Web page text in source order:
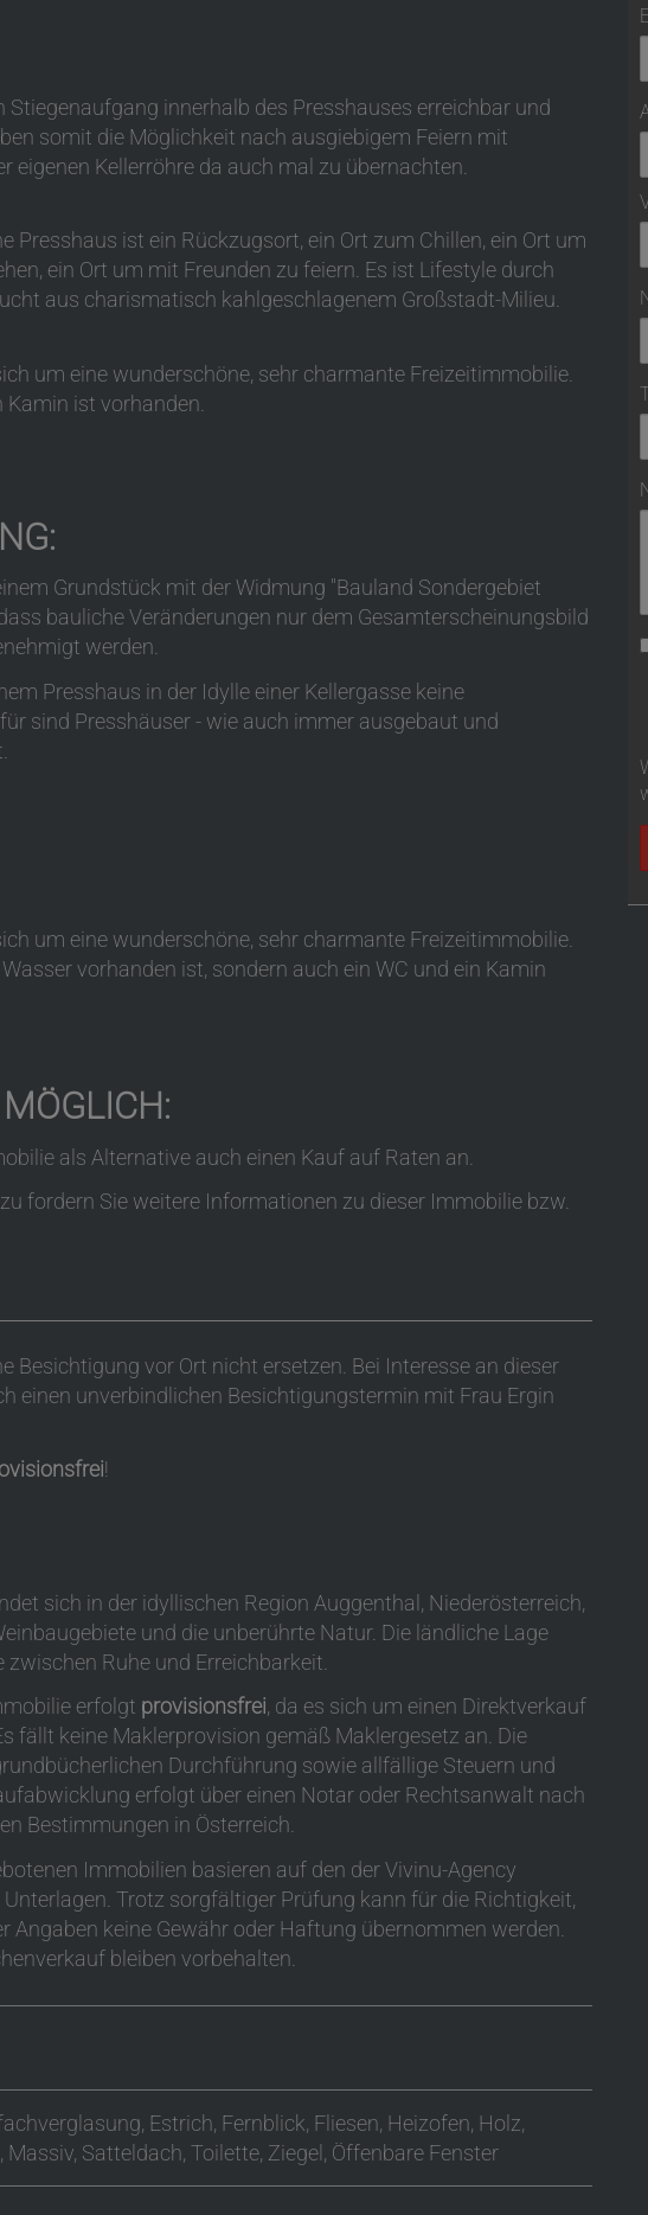
Stiegenaufgang innerhalb des Presshauses erreichbar und
somit die Möglichkeit nach ausgiebigem Feiern mit
eigenen Kellerröhre da auch mal zu übernachten.
Presshaus ist ein Rückzugsort, ein Ort zum Chillen, ein Ort um
ein Ort um mit Freunden zu feiern. Es ist Lifestyle durch
aus charismatisch kahlgeschlagenem Großstadt-Milieu.
um eine wunderschöne, sehr charmante Freizeitimmobilie.
Kamin ist vorhanden.
Grundstück mit der Widmung "Bauland Sondergebiet
bauliche Veränderungen nur dem Gesamterscheinungsbild
werden.
Presshaus in der Idylle einer Kellergasse keine
sind Presshäuser - wie auch immer ausgebaut und
um eine wunderschöne, sehr charmante Freizeitimmobilie.
vorhanden ist, sondern auch ein WC und ein Kamin
als Alternative auch einen Kauf auf Raten an.
fordern Sie weitere Informationen zu dieser Immobilie bzw.
Besichtigung vor Ort nicht ersetzen. Bei Interesse an dieser
einen unverbindlichen Besichtigungstermin mit Frau Ergin
!
sich in der idyllischen Region Auggenthal, Niederösterreich,
und die unberührte Natur. Die ländliche Lage
Ruhe und Erreichbarkeit.
erfolgt provisionsfrei, da es sich um einen Direktverkauf
fällt keine Maklerprovision gemäß Maklergesetz an. Die
Durchführung sowie allfällige Steuern und
erfolgt über einen Notar oder Rechtsanwalt nach
Bestimmungen in Österreich.
Immobilien basieren auf den der Vivinu-Agency
Trotz sorgfältiger Prüfung kann für die Richtigkeit,
keine Gewähr oder Haftung übernommen werden.
bleiben vorbehalten.
Estrich Fernblick Fliesen Heizofen Holz
Massiv Satteldach Toilette Ziegel Öffenbare Fenster